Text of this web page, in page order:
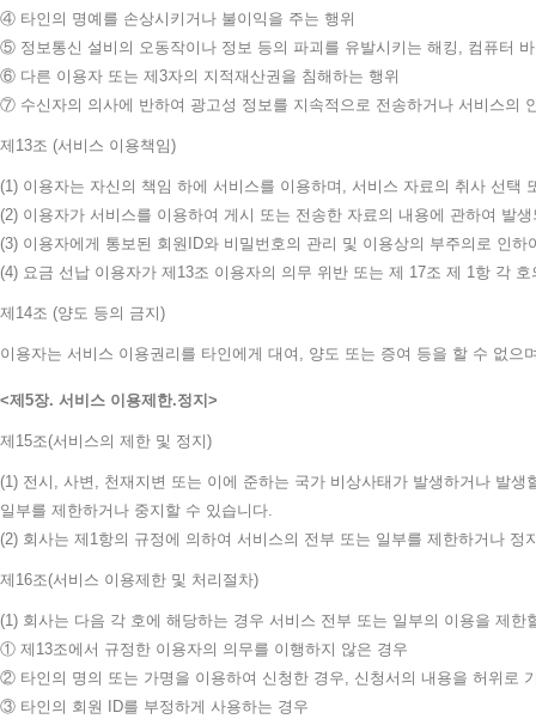
④ 타인의 명예를 손상시키거나 불이익을 주는 행위
⑤ 정보통신 설비의 오동작이나 정보 등의 파괴를 유발시키는 해킹, 컴퓨터
⑥ 다른 이용자 또는 제3자의 지적재산권을 침해하는 행위
⑦ 수신자의 의사에 반하여 광고성 정보를 지속적으로 전송하거나 서비스의
제13조 (서비스 이용책임)
(1) 이용자는 자신의 책임 하에 서비스를 이용하며, 서비스 자료의 취사 선
(2) 이용자가 서비스를 이용하여 게시 또는 전송한 자료의 내용에 관하여 발
(3) 이용자에게 통보된 회원ID와 비밀번호의 관리 및 이용상의 부주의로 인
(4) 요금 선납 이용자가 제13조 이용자의 의무 위반 또는 제 17조 제 1항 각
제14조 (양도 등의 금지)
이용자는 서비스 이용권리를 타인에게 대여, 양도 또는 증여 등을 할 수 없으
제5장. 서비스 이용제한.정지
제15조(서비스의 제한 및 정지)
(1) 전시, 사변, 천재지변 또는 이에 준하는 국가 비상사태가 발생하거나 발
일부를 제한하거나 중지할 수 있습니다.
(2) 회사는 제1항의 규정에 의하여 서비스의 전부 또는 일부를 제한하거나
제16조(서비스 이용제한 및 처리절차)
(1) 회사는 다음 각 호에 해당하는 경우 서비스 전부 또는 일부의 이용을 제한
① 제13조에서 규정한 이용자의 의무를 이행하지 않은 경우
② 타인의 명의 또는 가명을 이용하여 신청한 경우, 신청서의 내용을 허위로
③ 타인의 회원 ID를 부정하게 사용하는 경우